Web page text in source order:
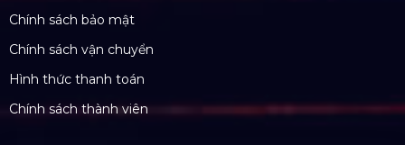
Dự án khác
Dự án đấu thầu